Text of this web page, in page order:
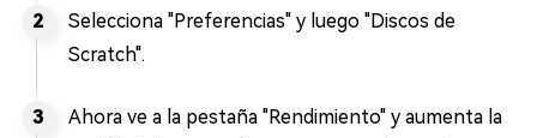
Selecciona "Preferencias" y luego "Discos de
Scratch".
Ahora ve a la pestaña "Rendimiento" y aumenta la